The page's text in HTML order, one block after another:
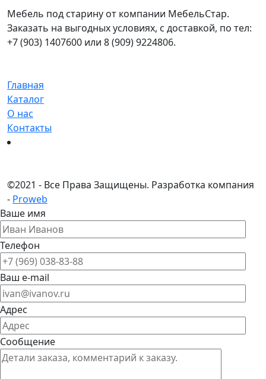
Мебель под старину от компании МебельСтар.
Заказать на выгодных условиях, с доставкой, по тел:
+7 (903) 1407600 или 8 (909) 9224806.
Главная
Каталог
О нас
Контакты
©2021 - Все Права Защищены. Разработка компания
- Proweb
Ваше имя
Телефон
Ваш e-mail
Адрес
Сообщение